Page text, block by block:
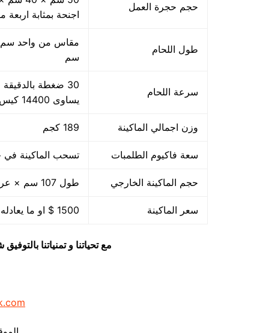
حجم حجرة العمل
اجنحة بمثابة اربعة
طول اللحام
سم
سرعة اللحام
يساوى 14400 كيس بالساعة بمقاس مبدئي
وزن اجمالي الماكينة 189 كجم
سعة فاكيوم الطلمبات تسحب الماكينة في حدود 40 متر مكعب هواء فاكيوم من
حجم الماكينة الخارجي طول 107 سم × عرض 85 سم × ارتفاع 105 سم
سعر الماكينة 1500 $ او ما يعادله بالجنيه المصرى
مع تحياتنا و تمنياتنا